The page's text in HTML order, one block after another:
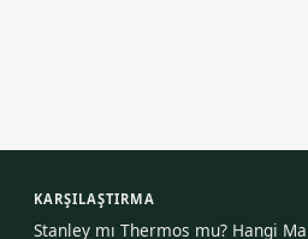
KARŞILAŞTIRMA
Stanley mı Thermos mu? Hangi